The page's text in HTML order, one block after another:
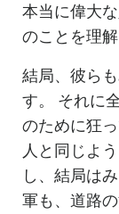
本当に偉大
のことを理
結局、彼ら
す。 それに
のために狂
人と同じよ
し、結局は
軍も、道路